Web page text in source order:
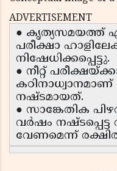
ADVERTISEMENT
● കൃത്യസമയത്ത്
പരീക്ഷാ
നിഷേധിക്കപ്പെട്ടു.
● നീറ്റ്
കഠിനാധ്വാനമാണ്
നഷ്ടമായത്.
● സാങ്കേതിക
വർഷം നഷ്ടപ്പെട്ട
വേണമെന്ന്